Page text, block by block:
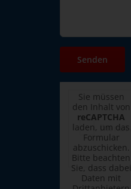
Sie müssen
den Inhalt von
reCAPTCHA
laden, um das
Formular
abzuschicken.
Bitte beachten
Sie, dass dabei
Daten mit